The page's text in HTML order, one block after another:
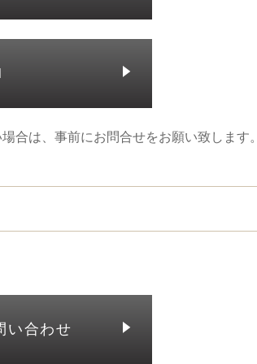
合は、事前にお問合せをお願い致します。
い合わせ